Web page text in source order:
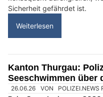
KEG GmbH: Ihre Adresse für